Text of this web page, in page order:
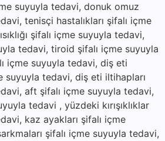
suyuyla tedavi, donuk omuz
tenisçi hastalıkları şifalı içme
şifalı içme suyuyla tedavi,
tedavi, tiroid şifalı içme suyuyla
içme suyuyla tedavi, diş eti
suyuyla tedavi, diş eti iltihapları
aft şifalı içme suyuyla tedavi,
tedavi , yüzdeki kırışıklıklar
kaz ayakları şifalı içme
şifalı içme suyuyla tedavi,